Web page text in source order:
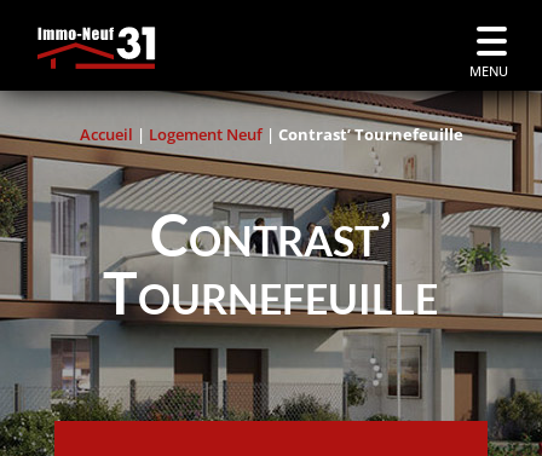
MENU
Contrast’
Tournefeuille
Accueil | Logement Neuf| Contrast’ Tournefeuille